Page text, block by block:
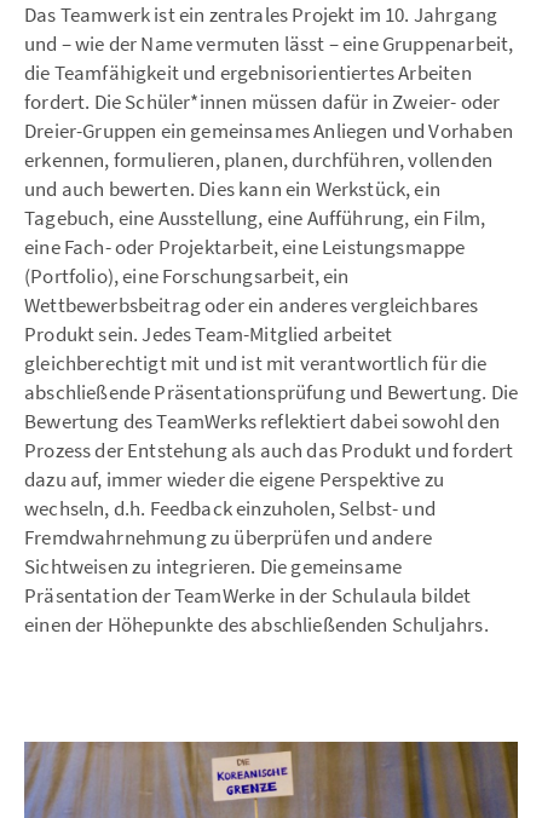
Das Teamwerk ist ein zentrales Projekt im 10. Jahrgang
und – wie der Name vermuten lässt – eine Gruppenarbeit,
die Teamfähigkeit und ergebnisorientiertes Arbeiten
fordert. Die Schüler*innen müssen dafür in Zweier- oder
Dreier-Gruppen ein gemeinsames Anliegen und Vorhaben
erkennen, formulieren, planen, durchführen, vollenden
und auch bewerten. Dies kann ein Werkstück, ein
Tagebuch, eine Ausstellung, eine Aufführung, ein Film,
eine Fach- oder Projektarbeit, eine Leistungsmappe
(Portfolio), eine Forschungsarbeit, ein
Wettbewerbsbeitrag oder ein anderes vergleichbares
Produkt sein. Jedes Team-Mitglied arbeitet
gleichberechtigt mit und ist mit verantwortlich für die
abschließende Präsentationsprüfung und Bewertung. Die
Bewertung des TeamWerks reflektiert dabei sowohl den
Prozess der Entstehung als auch das Produkt und fordert
dazu auf, immer wieder die eigene Perspektive zu
wechseln, d.h. Feedback einzuholen, Selbst- und
Fremdwahrnehmung zu überprüfen und andere
Sichtweisen zu integrieren. Die gemeinsame
Präsentation der TeamWerke in der Schulaula bildet
einen der Höhepunkte des abschließenden Schuljahrs.